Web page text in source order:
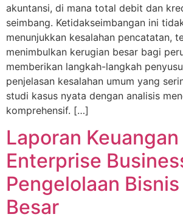
akuntansi, di mana total debit dan
seimbang. Ketidakseimbangan ini
menunjukkan kesalahan pencatatan,
menimbulkan kerugian besar bagi
memberikan langkah-langkah
penjelasan kesalahan umum yang
studi kasus nyata dengan analisis
komprehensif. […]
Laporan
Enterprise
Pengelolaan
Besar